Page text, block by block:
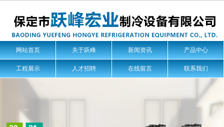
网站首页 关于跃峰 新闻资讯 产品中心
工程展示 人才招聘 在线留言 联系我们